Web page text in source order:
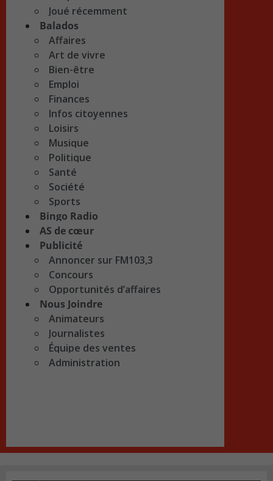
Joué récemment
Balados
Affaires
Art de vivre
Bien-être
Emploi
Finances
Infos citoyennes
Loisirs
Musique
Politique
Santé
Société
Sports
Bingo Radio
AS de cœur
Publicité
Annoncer sur FM103,3
Concours
Opportunités d’affaires
Nous Joindre
Animateurs
Journalistes
Équipe des ventes
Administration